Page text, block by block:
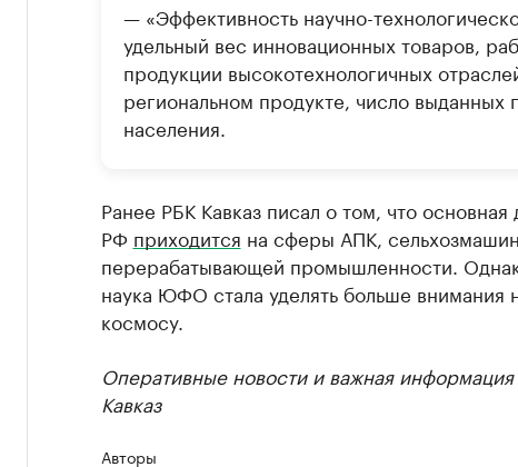
— «Эффективность научно-
удельный вес инновационных товаров,
продукции высокотехнологичных
региональном продукте, число выданных
населения.
Ранее РБК Кавказ писал о том, что
РФ приходится на сферы АПК,
перерабатывающей промышленности.
наука ЮФО стала уделять больше внимания
космосу.
Оперативные новости и важная
Кавказ
Авторы